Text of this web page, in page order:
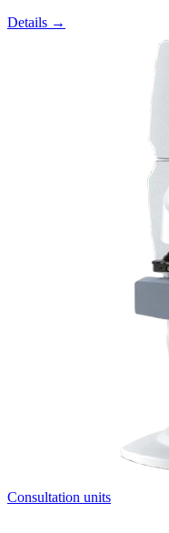
Details →
Consultation units